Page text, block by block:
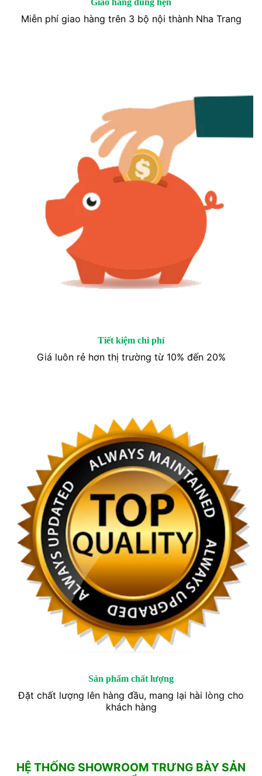
Giao hàng đúng hẹn
Miễn phí giao hàng trên 3 bộ nội thành Nha Trang
Tiết kiệm chi phí
Giá luôn rẻ hơn thị trường từ 10% đến 20%
Sản phẩm chất lượng
Đặt chất lượng lên hàng đầu, mang lại hài lòng cho
khách hàng
HỆ THỐNG SHOWROOM TRƯNG BÀY SẢN